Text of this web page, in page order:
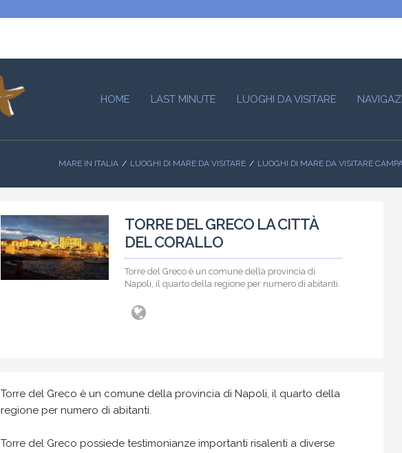
HOME LAST MINUTE LUOGHI DA VISITARE
MARE IN ITALIA LUOGHI DI MARE DA VISITARE LUOGHI DI MARE DA VISITARE
TORRE DEL GRECO LA CITTÀ
DEL CORALLO
Torre del Greco è un comune della provincia di
Napoli, il quarto della regione per numero di abitanti.
Torre del Greco è un comune della provincia di Napoli, il quarto della
regione per numero di abitanti.
Torre del Greco possiede testimonianze importanti risalenti a diverse